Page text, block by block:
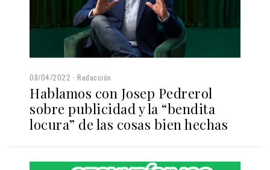
08/04/2022 Redacción
Hablamos con Josep Pedrerol
sobre publicidad y la “bendita
locura” de las cosas bien hechas